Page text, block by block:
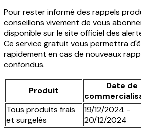
Pour rester informé des rappels
conseillons vivement de vous
disponible sur le site officiel des
Ce service gratuit vous permettra
rapidement en cas de nouveaux
confondus.
Produit
Date de
Tous produits frais
et surgelés
19/12/2024 -
20/12/2024